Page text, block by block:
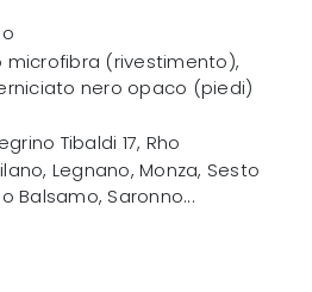
microfibra (rivestimento),
nero opaco (piedi)
Tibaldi 17, Rho
Legnano, Monza, Sesto
Balsamo, Saronno...